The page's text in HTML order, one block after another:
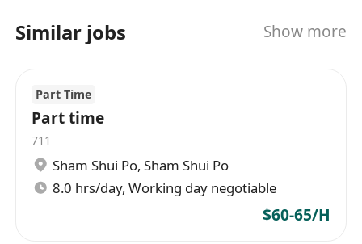
Similar jobs Show more
Part Time
Part time
711
Sham Shui Po, Sham Shui Po
8.0 hrs/day, Working day negotiable
$60-65/H